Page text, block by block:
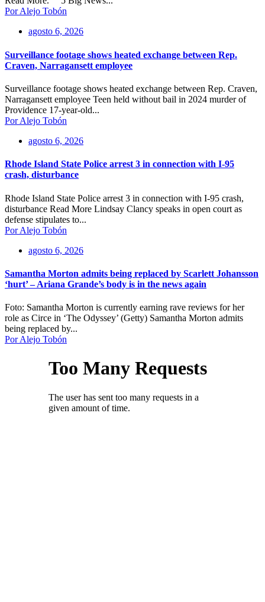
Por Alejo Tobón
agosto 6, 2026
Surveillance footage shows heated exchange between Rep.
Craven, Narragansett employee
Surveillance footage shows heated exchange between Rep. Craven,
Narragansett employee Teen held without bail in 2024 murder of
Providence 17-year-old...
Por Alejo Tobón
agosto 6, 2026
Rhode Island State Police arrest 3 in connection with I-95
crash, disturbance
Rhode Island State Police arrest 3 in connection with I-95 crash,
disturbance Read More Lindsay Clancy speaks in open court as
defense stipulates to...
Por Alejo Tobón
agosto 6, 2026
Samantha Morton admits being replaced by Scarlett Johansson
‘hurt’ – Ariana Grande’s body is in the news again
Foto: Samantha Morton is currently earning rave reviews for her
role as Circe in ‘The Odyssey’ (Getty) Samantha Morton admits
being replaced by...
Por Alejo Tobón